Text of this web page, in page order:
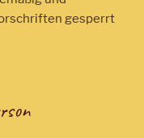
gesperrt